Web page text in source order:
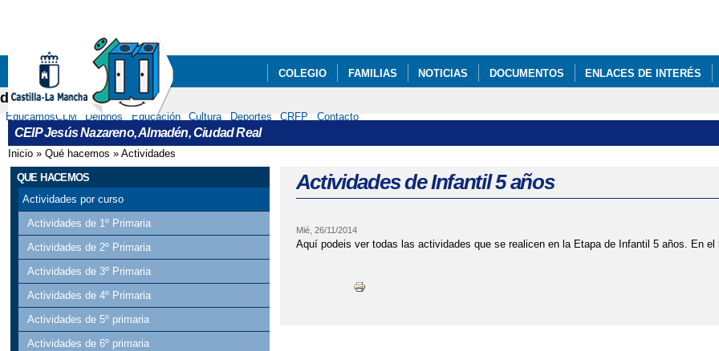
COLEGIO FAMILIAS NOTICIAS DOCUMENTOS ENLACES DE INTERÉS
delphos
EducamosCLM Delphos Educación Cultura Deportes CRFP Contacto
CEIP Jesús Nazareno, Almadén, Ciudad Real
Se encuentra usted aquí
Inicio » Qué hacemos » Actividades
QUE HACEMOS
Actividades por curso
Actividades de 1º Primaria
Actividades de 2º Primaria
Actividades de 3º Primaria
Actividades de 4º Primaria
Actividades de 5º primaria
Actividades de 6º primaria
Actividades de Infantil 5 años
Mié, 26/11/2014
Aquí podeis ver todas las actividades que se realicen en la Etapa de Infantil 5 años. En